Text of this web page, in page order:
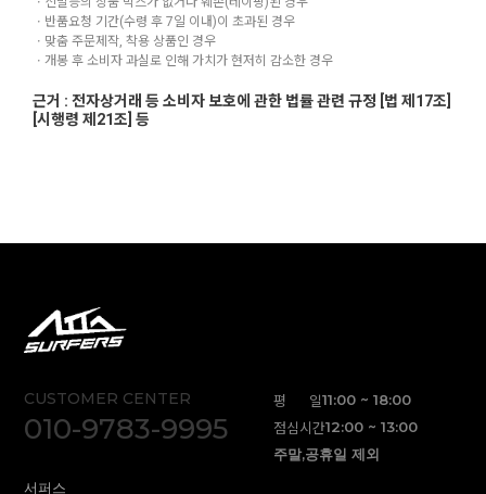
ㆍ반품요청 기간(수령 후 7일 이내)이 초과된 경우
ㆍ맞춤 주문제작, 착용 상품인 경우
ㆍ개봉 후 소비자 과실로 인해 가치가 현저히 감소한 경우
근거 : 전자상거래 등 소비자 보호에 관한 법률 관련 규정 [법 제17조]
[시행령 제21조] 등
CUSTOMER CENTER
010-9783-9995
평 일11:00 ~ 18:00
점심시간12:00 ~ 13:00
주말,공휴일 제외
서퍼스